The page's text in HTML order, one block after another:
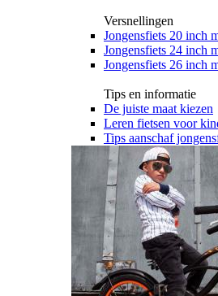
Versnellingen
Jongensfiets 20 inch
Jongensfiets 24 inch
Jongensfiets 26 inch
Tips en informatie
De juiste maat kiezen
Leren fietsen voor
Tips aanschaf